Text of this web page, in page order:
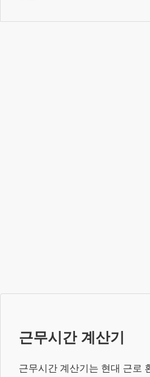
근무시간 계산기
근무시간 계산기는 현대 근로